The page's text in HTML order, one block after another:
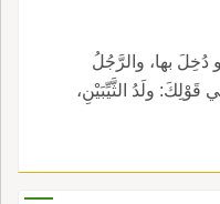
دُخِلَ بها، والرَّجُلُ
قَوْلِكَ: ولَدُ الثَّيِّبَيْنِ،
في: ث و ب، وَهَمٌ.